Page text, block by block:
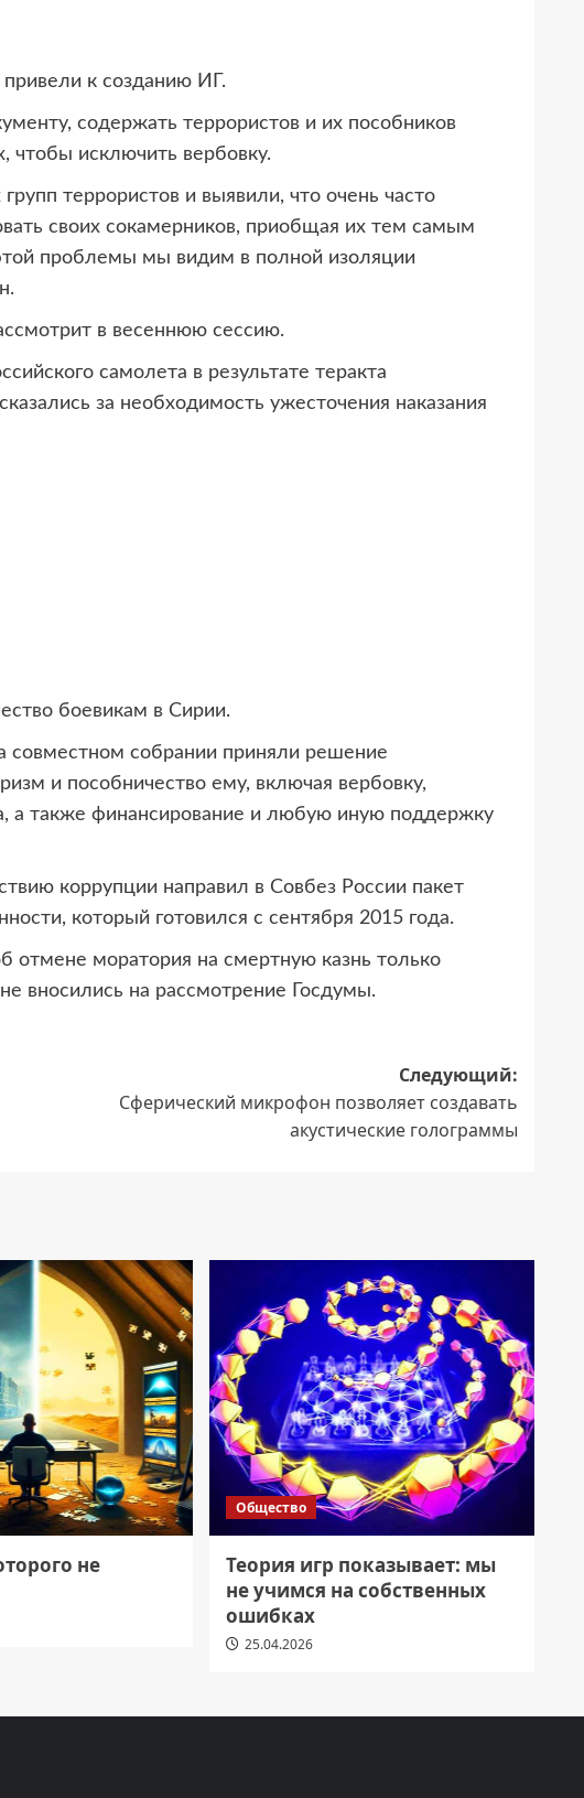
привели к созданию ИГ.
содержать террористов и их пособников
чтобы исключить вербовку.
террористов и выявили, что очень часто
своих сокамерников, приобщая их тем самым
проблемы мы видим в полной изоляции
в весеннюю сессию.
самолета в результате теракта
за необходимость ужесточения наказания
боевикам в Сирии.
собрании приняли решение
и пособничество ему, включая вербовку,
а также финансирование и любую иную поддержку
коррупции направил в Совбез России пакет
который готовился с сентября 2015 года.
отмене моратория на смертную казнь только
вносились на рассмотрение Госдумы.
Следующий:
Сферический микрофон позволяет создавать
акустические голограммы
не
Общество
Теория игр показывает: мы
не учимся на собственных
ошибках
25.04.2026